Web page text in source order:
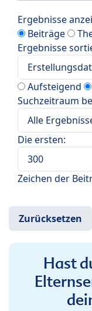
Ergebnisse
Beiträge
Ergebnisse
Aufsteigend
Suchzeitraum
Die ersten:
Zeichen der
Hast